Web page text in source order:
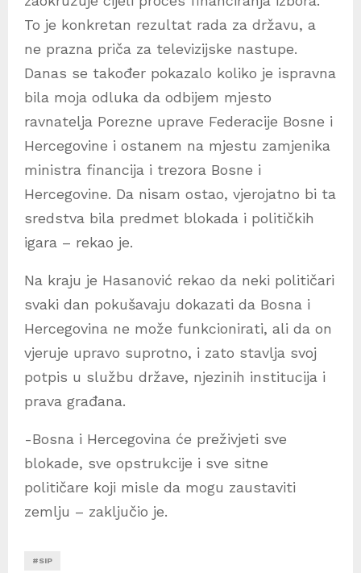
To je konkretan rezultat rada za državu, a
ne prazna priča za televizijske nastupe.
Danas se također pokazalo koliko je ispravna
bila moja odluka da odbijem mjesto
ravnatelja Porezne uprave Federacije Bosne i
Hercegovine i ostanem na mjestu zamjenika
ministra financija i trezora Bosne i
Hercegovine. Da nisam ostao, vjerojatno bi ta
sredstva bila predmet blokada i političkih
igara – rekao je.
Na kraju je Hasanović rekao da neki političari
svaki dan pokušavaju dokazati da Bosna i
Hercegovina ne može funkcionirati, ali da on
vjeruje upravo suprotno, i zato stavlja svoj
potpis u službu države, njezinih institucija i
prava građana.
-Bosna i Hercegovina će preživjeti sve
blokade, sve opstrukcije i sve sitne
političare koji misle da mogu zaustaviti
zemlju – zaključio je.
#SIP